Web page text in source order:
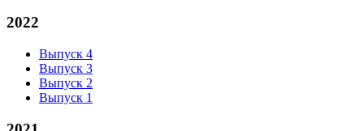
2022
Выпуск 4
Выпуск 3
Выпуск 2
Выпуск 1